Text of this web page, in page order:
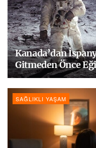
Kanada’dan
Gitmeden Önce
SAĞLIKLI YAŞAM